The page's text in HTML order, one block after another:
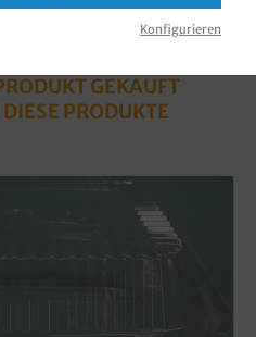
GEKAUFT
PRODUKTE
Konfigurieren